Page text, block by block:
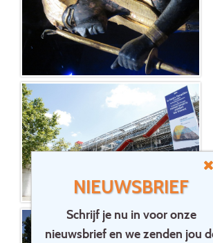
NIEUWSBRIEF
Schrijf je nu in voor onze
nieuwsbrief en we zenden jou